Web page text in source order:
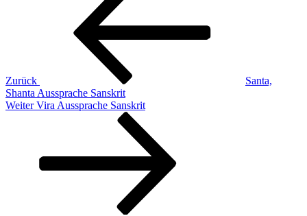
Zurück
Santa,
Shanta Aussprache Sanskrit
Nächster
Weiter Vira Aussprache Sanskrit